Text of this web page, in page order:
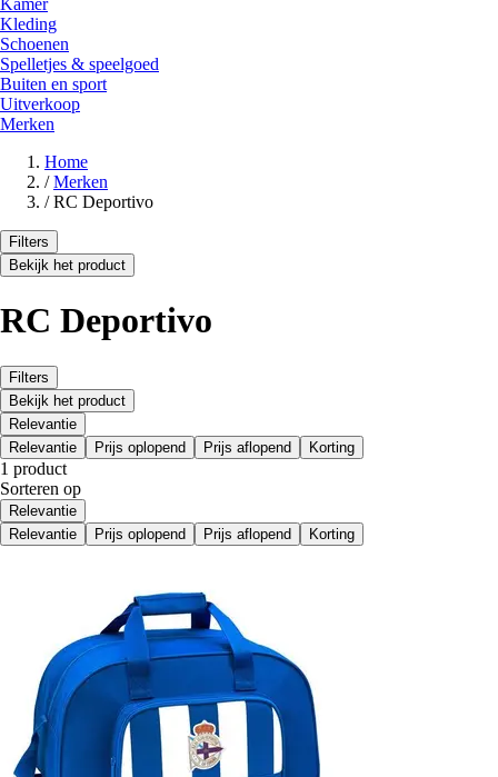
Kamer
Kleding
Schoenen
Spelletjes & speelgoed
Buiten en sport
Uitverkoop
Merken
Home
/ Merken
/ RC Deportivo
Filters
Bekijk het product
RC Deportivo
Filters
Bekijk het product
Relevantie
Relevantie
Prijs oplopend Prijs aflopend Korting
1 product
Sorteren op
Relevantie
Relevantie
Prijs oplopend Prijs aflopend Korting